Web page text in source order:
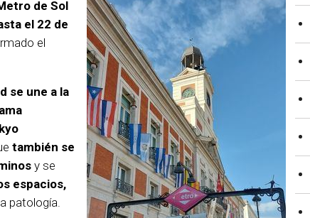
de Sol
el 22 de
el
se une a la
también se
y se
espacios,
patología.